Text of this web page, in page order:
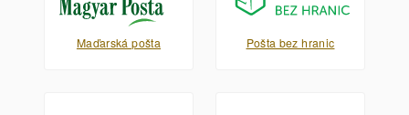
Maďarská pošta Pošta bez hranic